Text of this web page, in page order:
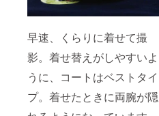
早速、くらりに着せて撮
影。着せ替えがしやすいよ
うに、コートはベストタイ
プ。着せたときに両腕が隠